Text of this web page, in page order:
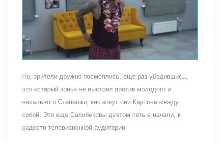
Но, зрители дружно посмеялись, еще раз убедившись,
что «старый конь» не выстоял против молодого и
нахального Степашки, как зовут они Карпова между
собой. Это еще Салибековы дуэтом петь е начали, к
радости телевизионной аудитории